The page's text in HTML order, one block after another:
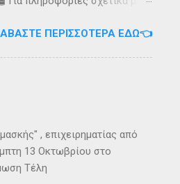
📬Εγγραφείτε στο
ΠΕΡΙΣΣΌΤΕΡΑ ΕΔΏ👈
, επιχειρηματίας από
13 Οκτωβρίου στο
Τέλη